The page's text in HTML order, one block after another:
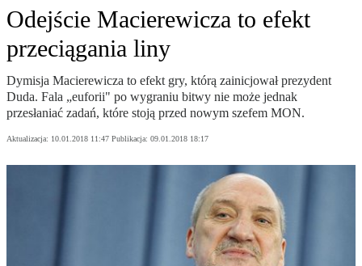
Odejście Macierewicza to efekt
przeciągania liny
Dymisja Macierewicza to efekt gry, którą zainicjował prezydent
Duda. Fala „euforii" po wygraniu bitwy nie może jednak
przesłaniać zadań, które stoją przed nowym szefem MON.
Aktualizacja: 10.01.2018 11:47 Publikacja: 09.01.2018 18:17